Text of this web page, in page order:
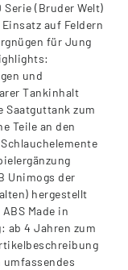
Serie (Bruder Welt)
auf Feldern
für Jung
und
Tankinhalt
Saatguttank zum
Teile an den
Unimogs der
hergestellt
Made in
ab 4 Jahren zum
umfassendes